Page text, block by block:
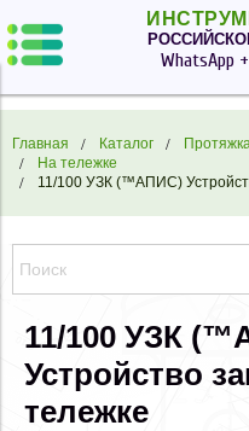
WhatsApp
Главная Каталог
На тележке
11/100 УЗК (™АПИС)
11/100 УЗК
Устройство
тележке